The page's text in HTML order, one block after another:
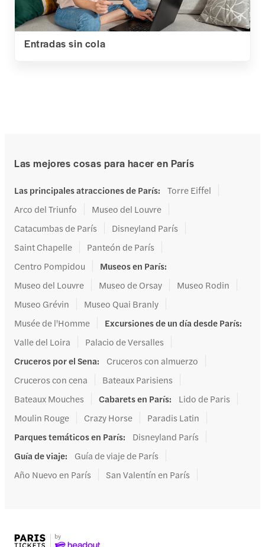
Entradas sin cola
Las mejores cosas para hacer en París
Las principales atracciones de París:
Torre Eiffel
Arco del Triunfo
Museo del Louvre
Catacumbas de París
Disneyland París
Saint Chapelle
Panteón de París
Centro Pompidou
Museos en París:
Museo del Louvre
Museo de Orsay
Museo Rodin
Museo Grévin
Museo Quai Branly
Musée de l'Homme
Excursiones de un día desde París:
Valle del Loira
Palacio de Versalles
Cruceros por el Sena:
Cruceros con almuerzo
Cruceros con cena
Bateaux Parisiens
Bateaux Mouches
Cabarets en París:
Lido de Paris
Moulin Rouge
Crazy Horse
Paradis Latin
Parques temáticos en París:
Disneyland París
Guía de viaje:
Guía de viaje de París
Año Nuevo en París
San Valentín en París